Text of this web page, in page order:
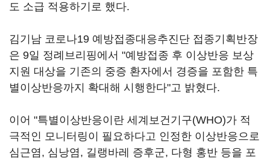
도 소급 적용하기로 했다.
김기남 코로나19 예방접종대응추진단 접종기획반장
은 9일 정례브리핑에서 "예방접종 후 이상반응 보상
지원 대상을 기존의 중증 환자에서 경증을 포함한 특
별이상반응까지 확대해 시행한다"고 밝혔다.
이어 "특별이상반응이란 세계보건기구(WHO)가 적
극적인 모니터링이 필요하다고 인정한 이상반응으로
심근염, 심낭염, 길랭바레 증후군, 다형 홍반 등을 포